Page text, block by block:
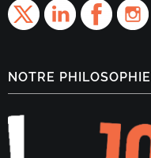
NOTRE PHILOSOPHIE